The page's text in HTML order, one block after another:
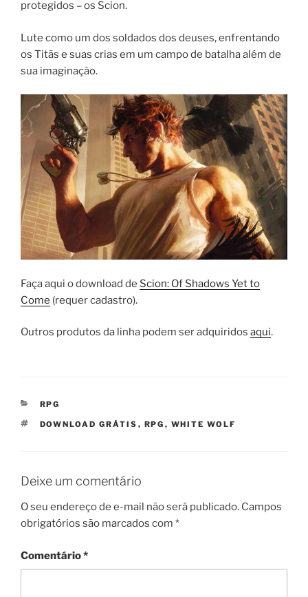
protegidos – os Scion.
Lute como um dos soldados dos deuses, enfrentando
os Titãs e suas crias em um campo de batalha além de
sua imaginação.
Faça aqui o download de Scion: Of Shadows Yet to
Come (requer cadastro).
Outros produtos da linha podem ser adquiridos aqui.
CATEGORIAS
RPG
TAGS
DOWNLOAD GRÁTIS , RPG , WHITE WOLF
Deixe um comentário
O seu endereço de e-mail não será publicado. Campos
obrigatórios são marcados com *
Comentário*